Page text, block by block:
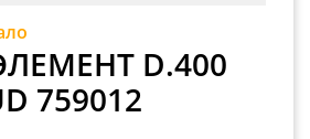
D.400
759012